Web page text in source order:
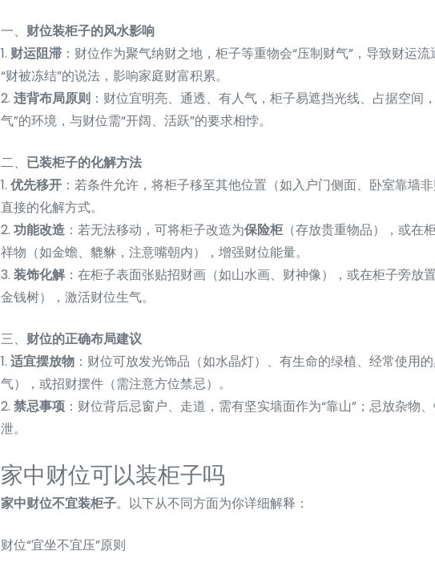
一、 财位装柜子的风水影响
1. 财运阻滞 ：财位作为聚气纳财之地，柜子等重物会“压制财气”，导致财运
“财被冻结”的说法，影响家庭财富积累。
2. 违背布局原则 ：财位宜明亮、通透、有人气，柜子易遮挡光线、占据空间
气”的环境，与财位需“开阔、活跃”的要求相悖。
二、 已装柜子的化解方法
1. 优先移开 ：若条件允许，将柜子移至其他位置（如入户门侧面、卧室靠墙
直接的化解方式。
2. 功能改造 ：若无法移动，可将柜子改造为保险柜（存放贵重物品），或在
祥物（如金蟾、貔貅，注意嘴朝内），增强财位能量。
3. 装饰化解：在柜子表面张贴招财画（如山水画、财神像），或在柜子旁放
金钱树），激活财位生气。
三、 财位的正确布局建议
1. 适宜摆放物 ：财位可放发光饰品（如水晶灯）、有生命的绿植、经常使用
气），或招财摆件（需注意方位禁忌）。
2. 禁忌事项 ：财位背后忌窗户、走道，需有坚实墙面作为“靠山”；忌放杂物
泄。
家中财位可以装柜子吗
家中财位不宜装柜子。以下从不同方面为你详细解释：
财位“宜坐不宜压”原则